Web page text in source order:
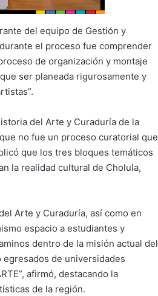
del equipo de Gestión y
el proceso fue comprender
de organización y montaje
ser planeada rigurosamente y
del Arte y Curaduría de la
no fue un proceso curatorial que
que los tres bloques temáticos
la realidad cultural de Cholula,
Arte y Curaduría, así como en
espacio a estudiantes y
dentro de la misión actual del
de universidades
afirmó, destacando la
de la región.